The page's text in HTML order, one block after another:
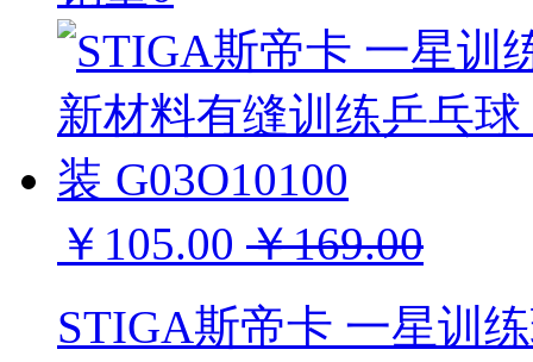
￥105.00 ￥169.00
STIGA斯帝卡 一星训